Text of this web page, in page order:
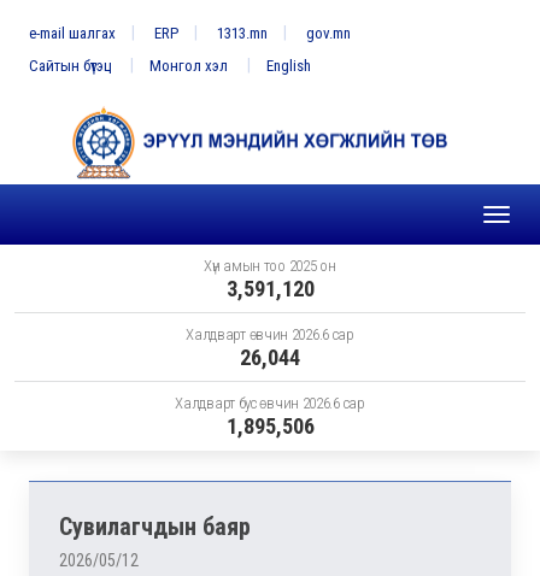
e-mail шалгах ERP 1313.mn
gov.mn
Сайтын бүтэц
Монгол хэл English
Toggle
Хүн амын тоо 2025 он
3,591,120
Халдварт өвчин 2026.6 сар
26,044
Халдварт бус өвчин 2026.6 сар
1,895,506
Сувилагчдын баяр
2026/05/12